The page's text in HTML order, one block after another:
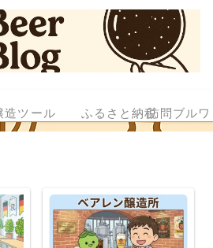
造ツール ふるさと納税訪問ブル